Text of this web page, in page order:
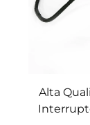
Alta